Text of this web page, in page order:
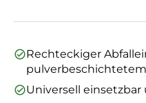
Rechteckiger
Universell